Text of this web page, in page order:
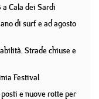
Cala dei Sardi
di surf e ad agosto
Strade chiuse e
Festival
e nuove rotte per